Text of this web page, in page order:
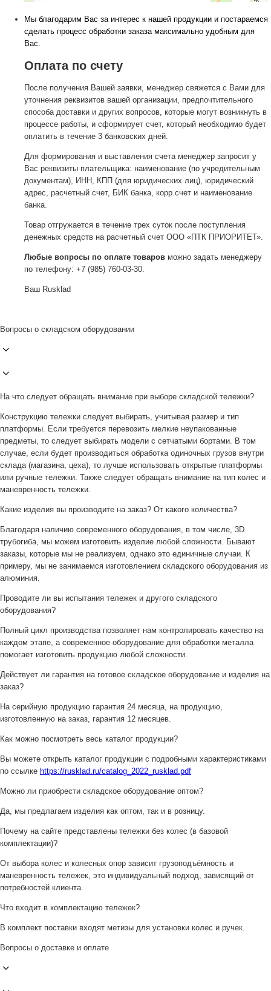
Мы благодарим Вас за интерес к нашей продукции и постараемся
сделать процесс обработки заказа максимально удобным для
Вас.
Оплата по счету
После получения Вашей заявки, менеджер свяжется с Вами для
уточнения реквизитов вашей организации, предпочтительного
способа доставки и других вопросов, которые могут возникнуть в
процессе работы, и сформирует счет, который необходимо будет
оплатить в течение 3 банковских дней.
Для формирования и выставления счета менеджер запросит у
Вас реквизиты плательщика: наименование (по учредительным
документам), ИНН, КПП (для юридических лиц), юридический
адрес, расчетный счет, БИК банка, корр.счет и наименование
банка.
Товар отгружается в течение трех суток после поступления
денежных средств на расчетный счет ООО «ПТК ПРИОРИТЕТ».
Любые вопросы по оплате товаров можно задать менеджеру
по телефону: +7 (985) 760-03-30.
Ваш Rusklad
Вопросы о складском оборудовании
На что следует обращать внимание при выборе складской тележки?
Конструкцию тележки следует выбирать, учитывая размер и тип
платформы. Если требуется перевозить мелкие неупакованные
предметы, то следует выбирать модели с сетчатыми бортами. В том
случае, если будет производиться обработка одиночных грузов внутри
склада (магазина, цеха), то лучше использовать открытые платформы
или ручные тележки. Также следует обращать внимание на тип колес и
маневренность тележки.
Какие изделия вы производите на заказ? От какого количества?
Благодаря наличию современного оборудования, в том числе, 3D
трубогиба, мы можем изготовить изделие любой сложности. Бывают
заказы, которые мы не реализуем, однако это единичные случаи. К
примеру, мы не занимаемся изготовлением складского оборудования из
алюминия.
Проводите ли вы испытания тележек и другого складского
оборудования?
Полный цикл производства позволяет нам контролировать качество на
каждом этапе, а современное оборудование для обработки металла
помогает изготовить продукцию любой сложности.
Действует ли гарантия на готовое складское оборудование и изделия на
заказ?
На серийную продукцию гарантия 24 месяца, на продукцию,
изготовленную на заказ, гарантия 12 месяцев.
Как можно посмотреть весь каталог продукции?
Вы можете открыть каталог продукции с подробными характеристиками
по ссылке https://rusklad.ru/catalog_2022_rusklad.pdf
Можно ли приобрести складское оборудование оптом?
Да, мы предлагаем изделия как оптом, так и в розницу.
Почему на сайте представлены тележки без колес (в базовой
комплектации)?
От выбора колес и колесных опор зависит грузоподъёмность и
маневренность тележек, это индивидуальный подход, зависящий от
потребностей клиента.
Что входит в комплектацию тележек?
В комплект поставки входят метизы для установки колес и ручек.
Вопросы о доставке и оплате